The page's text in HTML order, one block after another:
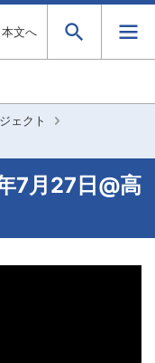
本文へ
ェクト
7月27日@高